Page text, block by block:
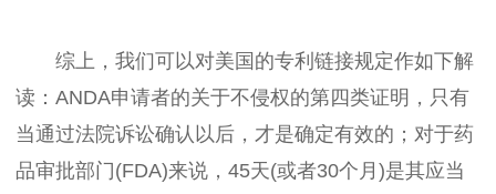
综上，我们可以对美国的专利链接规定作如下解
读：ANDA申请者的关于不侵权的第四类证明，只有
当通过法院诉讼确认以后，才是确定有效的；对于药
品审批部门(FDA)来说，45天(或者30个月)是其应当